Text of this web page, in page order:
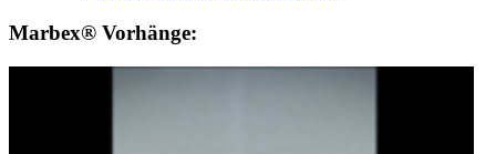
Marbex® Vorhänge: